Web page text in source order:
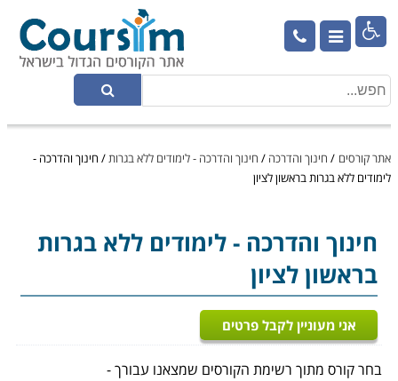

אתר קורסים / חינוך והדרכה / חינוך והדרכה - לימודים ללא בגרות/ חינוך והדרכה -
לימודים ללא בגרות בראשון לציון
חינוך והדרכה - לימודים ללא בגרות
בראשון לציון
אני מעוניין לקבל פרטים
בחר קורס מתוך רשימת הקורסים שמצאנו עבורך -